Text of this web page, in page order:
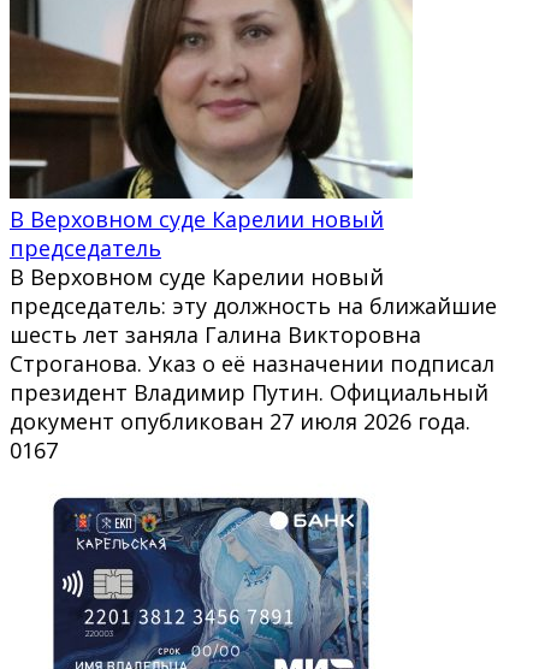
В Верховном суде Карелии новый
председатель
В Верховном суде Карелии новый
председатель: эту должность на ближайшие
шесть лет заняла Галина Викторовна
Строганова. Указ о её назначении подписал
президент Владимир Путин. Официальный
документ опубликован 27 июля 2026 года.
0167